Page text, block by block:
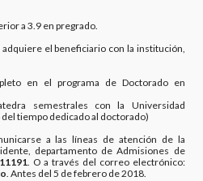
a 3.9 en pregrado.
el beneficiario con la institución,
en el programa de Doctorado en
semestrales con la Universidad
tiempo dedicado al doctorado)
a las líneas de atención de la
departamento de Admisiones de
. O a través del correo electrónico:
. Antes del 5 de febrero de 2018.